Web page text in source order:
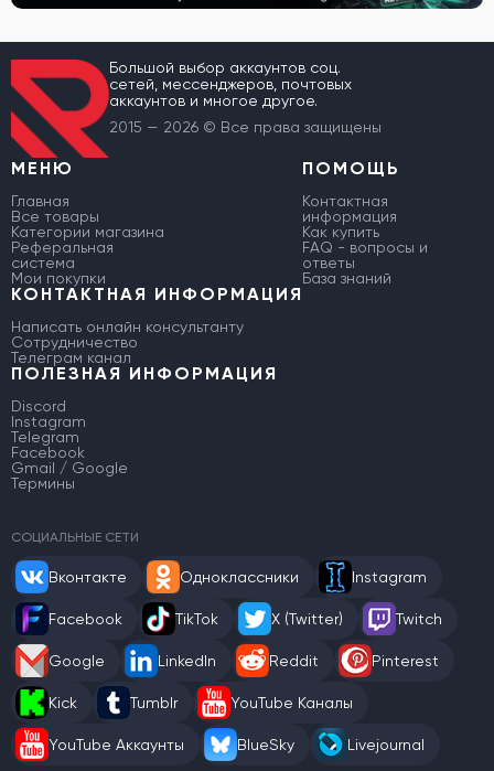
Большой выбор аккаунтов соц.
сетей, мессенджеров, почтовых
аккаунтов и многое другое.
2015 — 2026 © Все права защищены
МЕНЮ
Главная
Все товары
Категории магазина
Реферальная
система
Мои покупки
ПОМОЩЬ
Контактная
информация
Как купить
FAQ - вопросы и
ответы
База знаний
КОНТАКТНАЯ ИНФОРМАЦИЯ
Написать онлайн консультанту
Сотрудничество
Телеграм канал
ПОЛЕЗНАЯ ИНФОРМАЦИЯ
Discord
Instagram
Telegram
Facebook
Gmail / Google
Термины
СОЦИАЛЬНЫЕ СЕТИ
Вконтакте Одноклассники Instagram
Facebook TikTok X (Twitter) Twitch
Google LinkedIn Reddit Pinterest
Kick Tumblr YouTube Каналы
YouTube Аккаунты BlueSky Livejournal